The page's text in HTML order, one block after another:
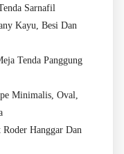
Sarnafil
Kayu, Besi Dan
Tenda Panggung
Minimalis, Oval,
Roder Hanggar Dan